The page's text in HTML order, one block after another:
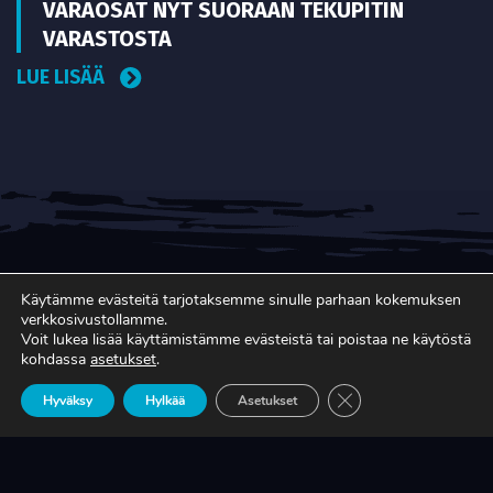
VARAOSAT NYT SUORAAN TEKUPITIN
VARASTOSTA
LUE LISÄÄ
SUOMEN LAAJALEVIKKISIN
METALLITEOLLISUUDEN ERIKOISLEHTI
Käytämme evästeitä tarjotaksemme sinulle parhaan kokemuksen
verkkosivustollamme.
Voit lukea lisää käyttämistämme evästeistä tai poistaa ne käytöstä
kohdassa asetukset.
Hyväksy Hylkää Asetukset Sulje evästebanneri